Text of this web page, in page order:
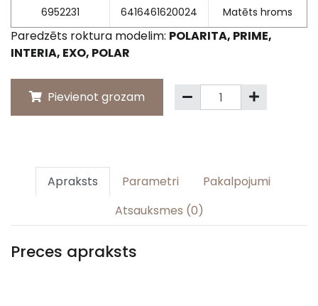
6952231 6416461620024 Matēts hroms
Paredzēts roktura modelim: POLARITA, PRIME,
INTERIA, EXO, POLAR
Pievienot grozam
Apraksts Parametri
Pakalpojumi
Atsauksmes (0)
Preces apraksts